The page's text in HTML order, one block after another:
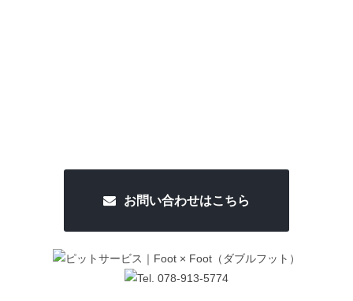
お問い合わせはこちら